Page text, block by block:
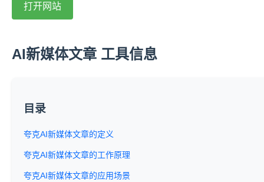
打开网站
AI新媒体文章 工具信息
目录
夸克AI新媒体文章的定义
夸克AI新媒体文章的工作原理
夸克AI新媒体文章的应用场景